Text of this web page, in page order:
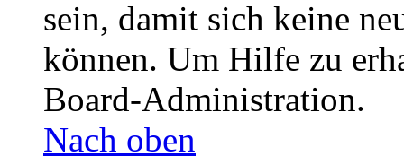
sein, damit sich keine
können. Um Hilfe zu
Board-Administration.
Nach oben